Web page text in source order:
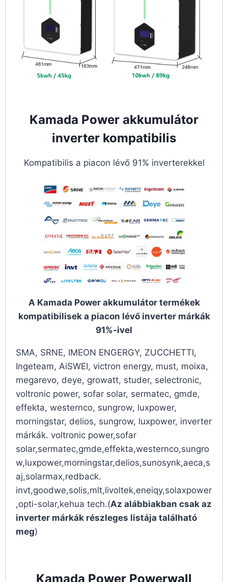
Kamada Power akkumulátor
inverter kompatibilis
Kompatibilis a piacon lévő 91% inverterekkel
A Kamada Power akkumulátor termékek
kompatibilisek a piacon lévő inverter márkák
91%-ivel
SMA, SRNE, IMEON ENGERGY, ZUCCHETTI,
Ingeteam, AiSWEI, victron energy, must, moixa,
megarevo, deye, growatt, studer, selectronic,
voltronic power, sofar solar, sermatec, gmde,
effekta, westernco, sungrow, luxpower,
morningstar, delios, sungrow, luxpower, inverter
márkák. voltronic power,sofar
solar,sermatec,gmde,effekta,westernco,sungro
w,luxpower,morningstar,delios,sunosynk,aeca,s
aj,solarmax,redback.
invt,goodwe,solis,mlt,livoltek,eneiqy,solaxpower
,opti-solar,kehua tech.(Az alábbiakban csak az
inverter márkák részleges listája található
meg)
Kamada Power Powerwall